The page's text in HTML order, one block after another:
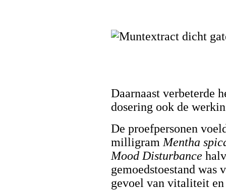
Daarnaast verbeterde
dosering ook de
De proefpersonen
milligram Mentha
Mood Disturbance
gemoedstoestand was
gevoel van vitaliteit